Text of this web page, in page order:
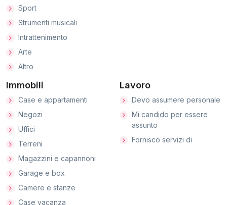
Sport
Strumenti musicali
Intrattenimento
Arte
Altro
Immobili
Case e appartamenti
Negozi
Uffici
Terreni
Magazzini e capannoni
Garage e box
Camere e stanze
Case vacanza
Lavoro
Devo assumere personale
Mi candido per essere
assunto
Fornisco servizi di